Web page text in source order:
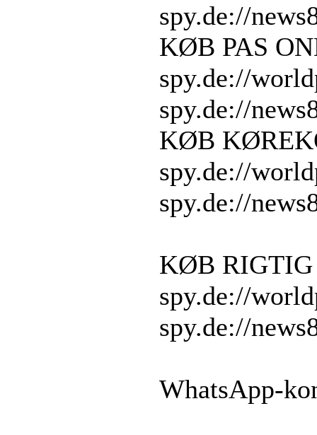
spy.de://
KØB PAS
spy.de://
spy.de://
KØB
spy.de://
spy.de://
KØB RIGTIG
spy.de://
spy.de://
WhatsApp-